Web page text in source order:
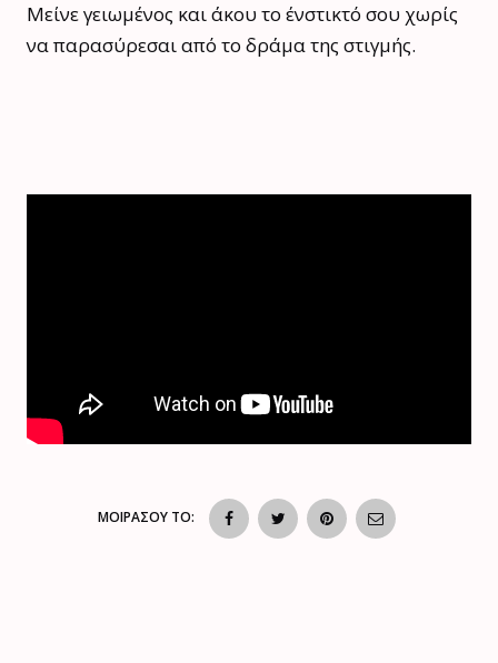
Μείνε γειωμένος και άκου το ένστικτό σου χωρίς
να παρασύρεσαι από το δράμα της στιγμής.
ΜΟΙΡΑΣΟΥ ΤΟ: